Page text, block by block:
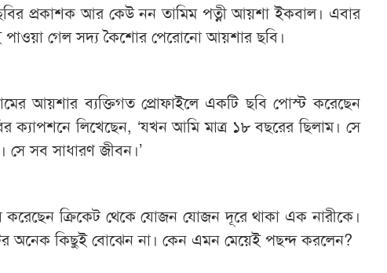
প্রকাশক আর কেউ নন তামিম পত্নী আয়শা ইকবাল। এবার
পাওয়া গেল সদ্য কৈশোর পেরোনো আয়শার ছবি।
আয়শার ব্যক্তিগত প্রোফাইলে একটি ছবি পোস্ট করেছেন
ক্যাপশনে লিখেছেন, ‘যখন আমি মাত্র ১৮ বছরের ছিলাম। সে
সব সাধারণ জীবন।’
করেছেন ক্রিকেট থেকে যোজন যোজন দূরে থাকা এক নারীকে।
অনেক কিছুই বোঝেন না। কেন এমন মেয়েই পছন্দ করলেন?